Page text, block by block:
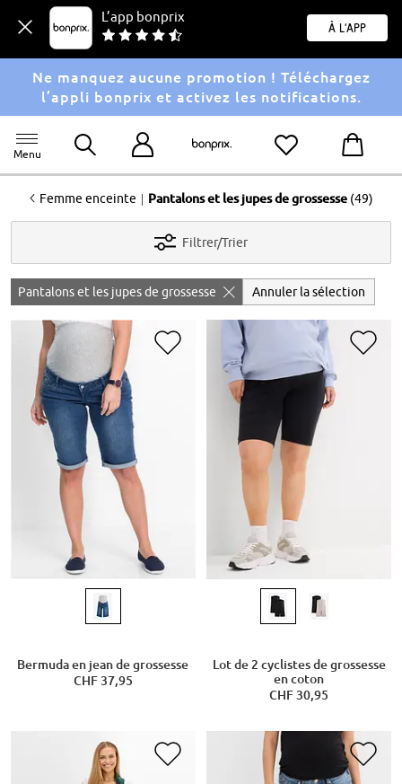
L’app bonprix
À l'app
Ne manquez aucune promotion ! Téléchargez
l’appli bonprix et activez les notifications.
Menu
<Femme enceinte | Pantalons et les jupes de grossesse (49)
Filtrer/Trier
Pantalons et les jupes de grossesse Annuler la sélection
Bermuda en jean de grossesse
CHF 37,95
Lot de 2 cyclistes de grossesse
en coton
CHF 30,95